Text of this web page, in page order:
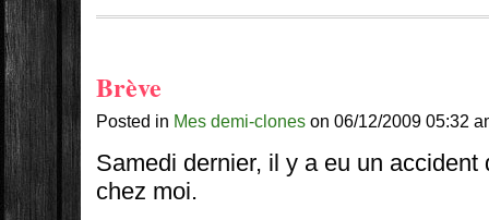
Brève
Posted in Mes demi-clones on 06/12/2009 05:32
Samedi dernier, il y a eu un accident
chez moi.